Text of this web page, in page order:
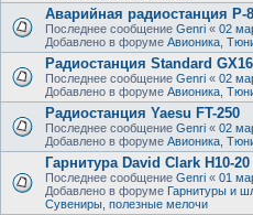
Аварийная радиостанция Р-
Последнее сообщение Genri « 02
Добавлено в форуме Авионика,
Радиостанция Standard
Последнее сообщение Genri « 02
Добавлено в форуме Авионика,
Радиостанция Yaesu FT-250
Последнее сообщение Genri « 02
Добавлено в форуме Авионика,
Гарнитура David Clark H10-20
Последнее сообщение Genri « 01
Добавлено в форуме Гарнитуры и
Сувениры, полезные мелочи